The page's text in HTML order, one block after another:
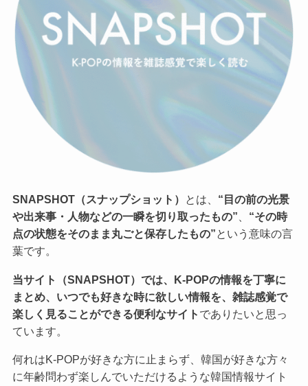
SNAPSHOT（スナップショット） とは、 “目の前の光景
や出来事・人物などの一瞬を切り取ったもの”
“その時
点の状態をそのまま丸ごと保存したもの”という意味の言
葉です。
当サイト（SNAPSHOT）では、K-POPの情報を丁寧に
まとめ、いつでも好きな時に欲しい情報を、雑誌感覚で
楽しく見ることができる便利なサイト でありたいと思っ
ています。
何れはK-POPが好きな方に止まらず、韓国が好きな方々
に年齢問わず楽しんでいただけるような韓国情報サイト